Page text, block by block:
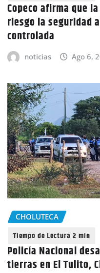
Copeco afirma que
riesgo la seguridad
controlada
noticias Ago 6,
CHOLUTECA
Policía Nacional
tierras en El Tulito,